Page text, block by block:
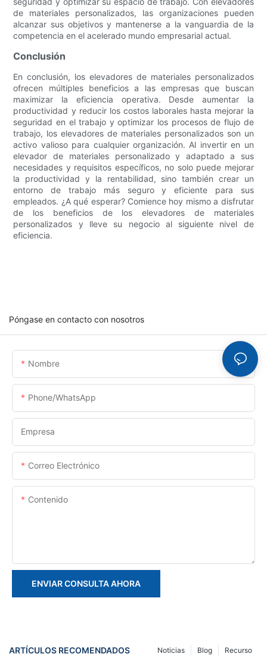
de materiales personalizados, las organizaciones pueden
alcanzar sus objetivos y mantenerse a la vanguardia de la
competencia en el acelerado mundo empresarial actual.
Conclusión
En conclusión, los elevadores de materiales personalizados
ofrecen múltiples beneficios a las empresas que buscan
maximizar la eficiencia operativa. Desde aumentar la
productividad y reducir los costos laborales hasta mejorar la
seguridad en el trabajo y optimizar los procesos de flujo de
trabajo, los elevadores de materiales personalizados son un
activo valioso para cualquier organización. Al invertir en un
elevador de materiales personalizado y adaptado a sus
necesidades y requisitos específicos, no solo puede mejorar
la productividad y la rentabilidad, sino también crear un
entorno de trabajo más seguro y eficiente para sus
empleados. ¿A qué esperar? Comience hoy mismo a disfrutar
de los beneficios de los elevadores de materiales
personalizados y lleve su negocio al siguiente nivel de
eficiencia.
Póngase en contacto con nosotros
Nombre
Phone/whatsApp
Empresa
Correo Electrónico
Contenido
ENVIAR CONSULTA AHORA
ARTÍCULOS RECOMENDADOS Recurso
Blog
Noticias